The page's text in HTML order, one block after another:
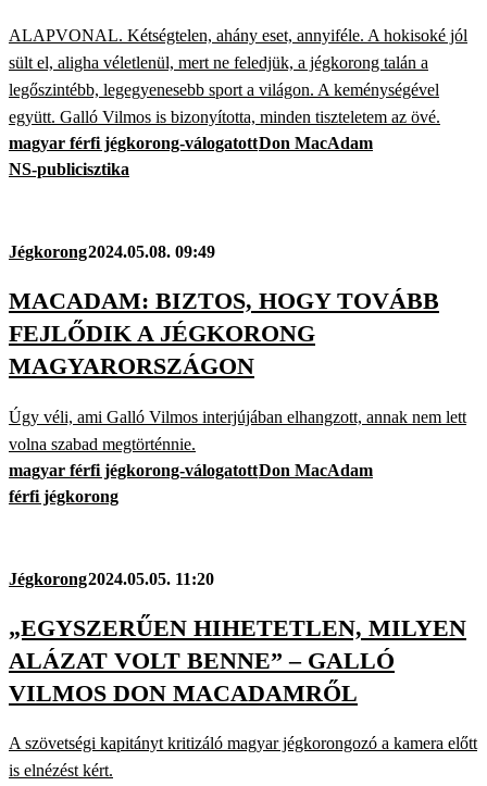
ALAPVONAL. Kétségtelen, ahány eset, annyiféle. A hokisoké jól
sült el, aligha véletlenül, mert ne feledjük, a jégkorong talán a
legőszintébb, legegyenesebb sport a világon. A keménységével
együtt. Galló Vilmos is bizonyította, minden tiszteletem az övé.
magyar férfi jégkorong-válogatottDon MacAdam
NS-publicisztika
Jégkorong2024.05.08. 09:49
MACADAM: BIZTOS, HOGY TOVÁBB
FEJLŐDIK A JÉGKORONG
MAGYARORSZÁGON
Úgy véli, ami Galló Vilmos interjújában elhangzott, annak nem lett
volna szabad megtörténnie.
magyar férfi jégkorong-válogatottDon MacAdam
férfi jégkorong
Jégkorong2024.05.05. 11:20
„EGYSZERŰEN HIHETETLEN, MILYEN
ALÁZAT VOLT BENNE” – GALLÓ
VILMOS DON MACADAMRŐL
A szövetségi kapitányt kritizáló magyar jégkorongozó a kamera előtt
is elnézést kért.